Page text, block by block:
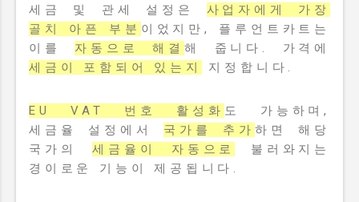
세금 및 관세 설정은 사업자에게 가장
골치 아픈 부분 이었지만, 플루언트카트는
이를 자동으로 해결해 줍니다. 가격에
세금이 포함되어 있는지
지정합니다.
EU VAT 번호 활성화 도 가능하며,
세금율 설정에서 국가를 추가 하면 해당
국가의세금율이 자동으로
불러와지는
경이로운 기능이 제공됩니다.